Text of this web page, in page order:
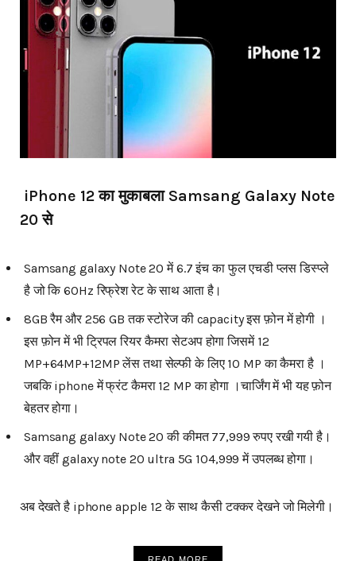
iPhone 12 का मुकाबला Samsang Galaxy Note
20 से
Samsang galaxy Note 20 में 6.7 इंच का फुल एचडी प्लस डिस्प्ले
है जो कि 60Hz रिफ्रेश रेट के साथ आता है।
8GB रैम और 256 GB तक स्टोरेज की capacity इस फ़ोन में होगी ।
इस फ़ोन में भी ट्रिपल रियर कैमरा सेटअप होगा जिसमें 12
MP+64MP+12MP लेंस तथा सेल्फी के लिए 10 MP का कैमरा है ।
जबकि iphone में फ्रंट कैमरा 12 MP का होगा ।चार्जिंग में भी यह फ़ोन
बेहतर होगा।
Samsang galaxy Note 20 की कीमत 77,999 रुपए रखी गयी है।
और वहीं galaxy note 20 ultra 5G 104,999 में उपलब्ध होगा।
अब देखते है iphone apple 12 के साथ कैसी टक्कर देखने जो मिलेगी।